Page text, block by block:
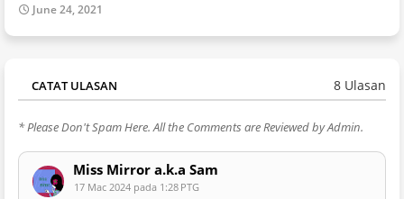
June 24, 2021
CATAT ULASAN 8 Ulasan
* Please Don't Spam Here. All the Comments are Reviewed by Admin.
Miss Mirror a.k.a Sam
17 Mac 2024 pada 1:28 PTG